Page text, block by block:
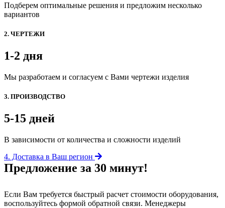
Подберем оптимальные решения и предложим несколько
вариантов
2. ЧЕРТЕЖИ
1-2 дня
Мы разработаем и согласуем с Вами чертежи изделия
3. ПРОИЗВОДСТВО
5-15 дней
В зависимости от количества и сложности изделий
4. Доставка в Ваш регион
Предложение за 30 минут!
Если Вам требуется быстрый расчет стоимости оборудования,
воспользуйтесь формой обратной связи. Менеджеры